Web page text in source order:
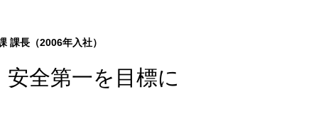
課長（2006年入社）
全第一を目標に